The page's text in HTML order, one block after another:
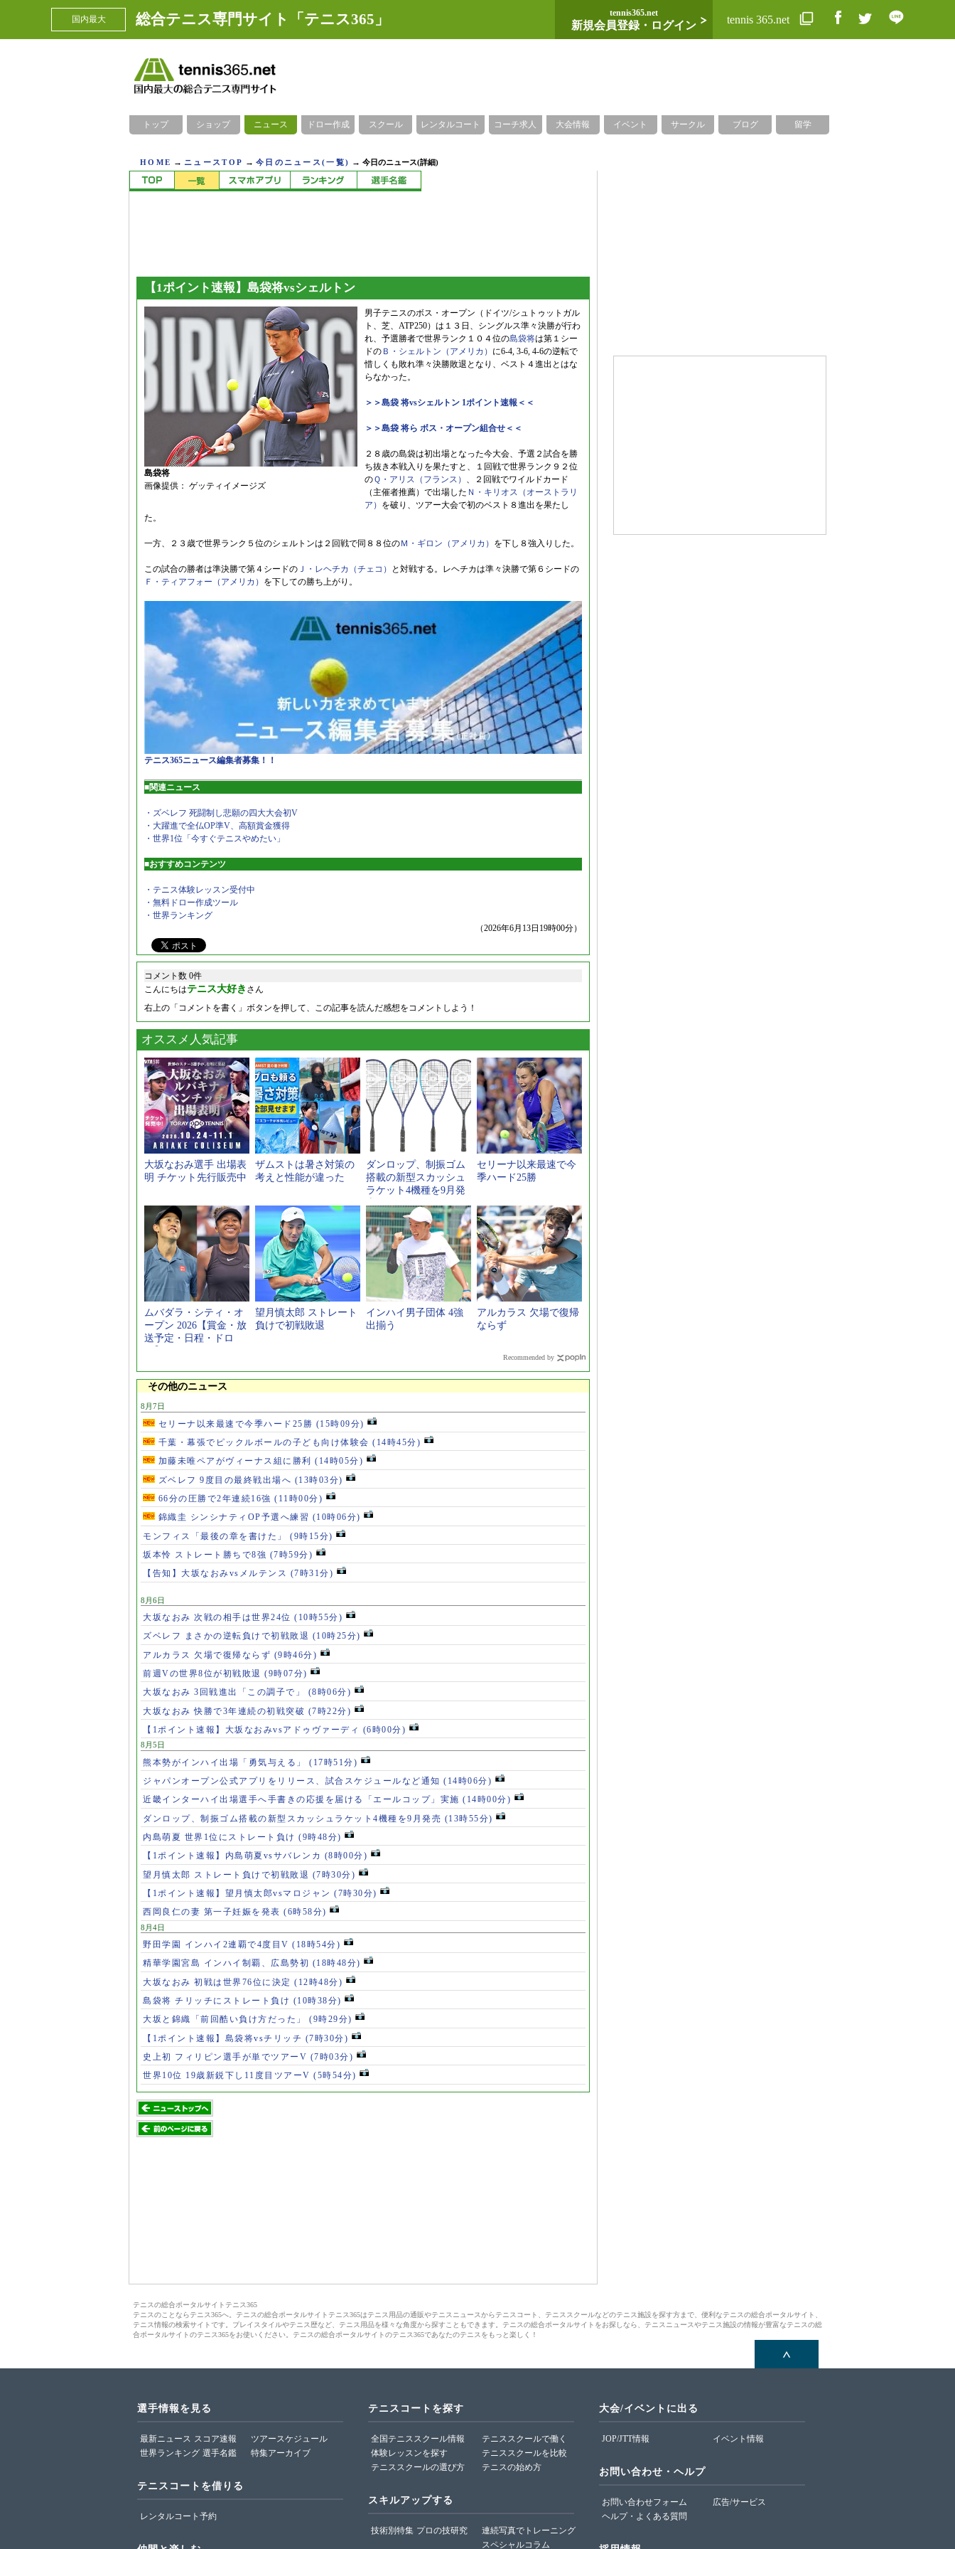
国内最大 総合テニス専門サイト「テニス365」 tennis365.net
新規会員登録・ログイン tennis 365.net
トップ ショップ ニュース ドロー作成 スクール レンタルコート コーチ求人 大会情報 イベント サークル ブログ 留学
HOME → ニュースTOP →今日のニュース(一覧) →今日のニュース(詳細)
【1ポイント速報】島袋将vsシェルトン
島袋将
画像提供： ゲッティイメージズ
男子テニスのボス・オープン（ドイツ/シュトゥットガル
ト、芝、ATP250）は１３日、シングルス準々決勝が行わ
れ、予選勝者で世界ランク１０４位の島袋将は第１シー
ドの Ｂ・シェルトン（アメリカ） に6-4, 3-6, 4-6の逆転で
惜しくも敗れ準々決勝敗退となり、ベスト４進出とはな
らなかった。
＞＞島袋 将vsシェルトン 1ポイント速報＜＜
＞＞島袋 将ら ボス・オープン組合せ＜＜
２８歳の島袋は初出場となった今大会、予選２試合を勝
ち抜き本戦入りを果たすと、１回戦で世界ランク９２位
のＱ・アリス（フランス） 、２回戦でワイルドカード
（主催者推薦）で出場した Ｎ・キリオス（オーストラリ
ア） を破り、ツアー大会で初のベスト８進出を果たし
た。
一方、２３歳で世界ランク５位のシェルトンは２回戦で同８８位のＭ・ギロン（アメリカ） を下し８強入りした。
この試合の勝者は準決勝で第４シードの Ｊ・レヘチカ（チェコ）
と対戦する。レヘチカは準々決勝で第６シードの
Ｆ・ティアフォー（アメリカ） を下しての勝ち上がり。
テニス365ニュース編集者募集！！
■関連ニュース
・ズベレフ 死闘制し悲願の四大大会初V
・大躍進で全仏OP準V、高額賞金獲得
・世界1位「今すぐテニスやめたい」
■おすすめコンテンツ
・テニス体験レッスン受付中
・無料ドロー作成ツール
・世界ランキング
（2026年6月13日19時00分）
コメント数 0件
こんにちはテニス大好き さん
右上の「コメントを書く」ボタンを押して、この記事を読んだ感想をコメントしよう！
オススメ人気記事
大坂なおみ選手 出場表
明 チケット先行販売中
ザムストは暑さ対策の
考えと性能が違った
ダンロップ、制振ゴム
搭載の新型スカッシュ
ラケット4機種を9月発
売
セリーナ以来最速で今
季ハード25勝
ムバダラ・シティ・オ
ープン 2026【賞金・放
送予定・日程・ドロ
望月慎太郎 ストレート
負けで初戦敗退
インハイ男子団体 4強
出揃う
アルカラス 欠場で復帰
ならず
Recommended by
その他のニュース
8月7日
セリーナ以来最速で今季ハード25勝 (15時09分)
千葉・幕張でピックルボールの子ども向け体験会 (14時45分)
加藤未唯ペアがヴィーナス組に勝利 (14時05分)
ズベレフ 9度目の最終戦出場へ (13時03分)
66分の圧勝で2年連続16強 (11時00分)
錦織圭 シンシナティOP予選へ練習 (10時06分)
モンフィス「最後の章を書けた」 (9時15分)
坂本怜 ストレート勝ちで8強 (7時59分)
【告知】大坂なおみvsメルテンス (7時31分)
8月6日
大坂なおみ 次戦の相手は世界24位 (10時55分)
ズベレフ まさかの逆転負けで初戦敗退 (10時25分)
アルカラス 欠場で復帰ならず (9時46分)
前週Vの世界8位が初戦敗退 (9時07分)
大坂なおみ 3回戦進出「この調子で」 (8時06分)
大坂なおみ 快勝で3年連続の初戦突破 (7時22分)
【1ポイント速報】大坂なおみvsアドゥヴァーディ (6時00分)
8月5日
熊本勢がインハイ出場「勇気与える」 (17時51分)
ジャパンオープン公式アプリをリリース、試合スケジュールなど通知 (14時06分)
近畿インターハイ出場選手へ手書きの応援を届ける「エールコップ」実施 (14時00分)
ダンロップ、制振ゴム搭載の新型スカッシュラケット4機種を9月発売 (13時55分)
内島萌夏 世界1位にストレート負け (9時48分)
【1ポイント速報】内島萌夏vsサバレンカ (8時00分)
望月慎太郎 ストレート負けで初戦敗退 (7時30分)
【1ポイント速報】望月慎太郎vsマロジャン (7時30分)
西岡良仁の妻 第一子妊娠を発表 (6時58分)
8月4日
野田学園 インハイ2連覇で4度目V (18時54分)
精華学園宮島 インハイ制覇、広島勢初 (18時48分)
大坂なおみ 初戦は世界76位に決定 (12時48分)
島袋将 チリッチにストレート負け (10時38分)
大坂と錦織「前回酷い負け方だった」 (9時29分)
【1ポイント速報】島袋将vsチリッチ (7時30分)
史上初 フィリピン選手が単でツアーV (7時03分)
世界10位 19歳新鋭下し11度目ツアーV (5時54分)
テニスの総合ポータルサイトテニス365
テニスのことならテニス365へ。テニスの総合ポータルサイトテニス365はテニス用品の通販やテニスニュースからテニスコート、テニススクールなどのテニス施設を探す方まで、便利なテニスの総合ポータルサイト、
テニス情報の検索サイトです。プレイスタイルやテニス歴など、テニス用品を様々な角度から探すこともできます。テニスの総合ポータルサイトをお探しなら、テニスニュースやテニス施設の情報が豊富なテニスの総
合ポータルサイトのテニス365をお使いください。テニスの総合ポータルサイトのテニス365であなたのテニスをもっと楽しく！
選手情報を見る
最新ニュース スコア速報
世界ランキング 選手名鑑
ツアースケジュール
特集アーカイブ
テニスコートを借りる
レンタルコート予約
テニスコートを探す
全国テニススクール情報
体験レッスンを探す
テニススクールの選び方
テニススクールで働く
テニススクールを比較
テニスの始め方
スキルアップする
技術別特集 プロの技研究
連続写真でトレーニング
スペシャルコラム
大会/イベントに出る
JOP/JTT情報 イベント情報
お問い合わせ・ヘルプ
お問い合わせフォーム
ヘルプ・よくある質問
広告/サービス